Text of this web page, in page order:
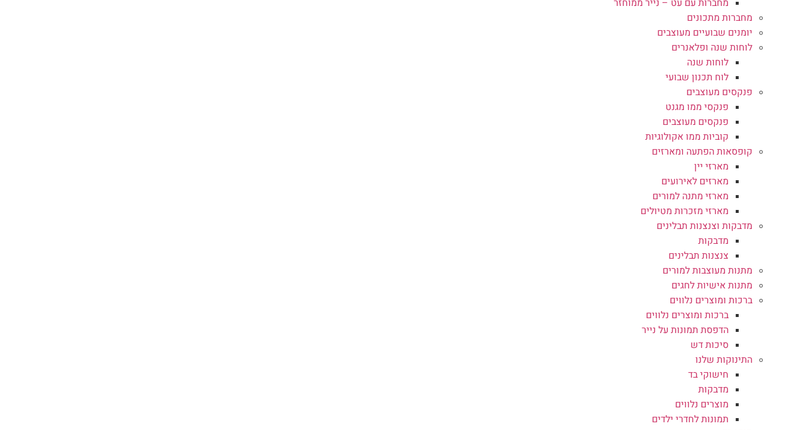
מחברות מתכונים
יומנים שבועיים מעוצבים
לוחות שנה ופלאנרים
לוחות שנה
לוח תכנון שבועי
פנקסים מעוצבים
פנקסי ממו מגנט
פנקסים מעוצבים
קוביות ממו אקולוגיות
קופסאות הפתעה ומארזים
מארזי יין
מארזים לאירועים
מארזי מתנה למורים
מארזי מזכרות מטיולים
מדבקות וצנצנות תבלינים
מדבקות
צנצנות תבלינים
מתנות מעוצבות למורים
מתנות אישיות לחגים
ברכות ומוצרים נלווים
ברכות ומוצרים נלווים
הדפסת תמונות על נייר
סיכות דש
התינוקות שלנו
חישוקי בד
מדבקות
מוצרים נלווים
תמונות לחדרי ילדים